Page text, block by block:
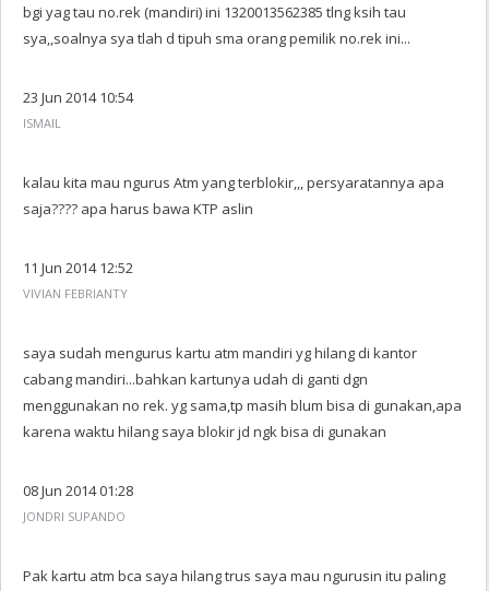
bgi yag tau no.rek (mandiri) ini 1320013562385 tlng ksih tau
sya,,soalnya sya tlah d tipuh sma orang pemilik no.rek ini...
23 Jun 2014 10:54
ISMAIL
kalau kita mau ngurus Atm yang terblokir,,, persyaratannya apa
saja???? apa harus bawa KTP aslin
11 Jun 2014 12:52
VIVIAN FEBRIANTY
saya sudah mengurus kartu atm mandiri yg hilang di kantor
cabang mandiri...bahkan kartunya udah di ganti dgn
menggunakan no rek. yg sama,tp masih blum bisa di gunakan,apa
karena waktu hilang saya blokir jd ngk bisa di gunakan
08 Jun 2014 01:28
JONDRI SUPANDO
Pak kartu atm bca saya hilang trus saya mau ngurusin itu paling